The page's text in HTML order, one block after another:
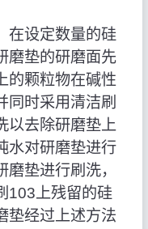
在设定数量的硅
磨垫的研磨面先
的颗粒物在碱性
同时采用清洁刷
以去除研磨垫上
水对研磨垫进行
垫进行刷洗，
103上残留的硅
垫经过上述方法